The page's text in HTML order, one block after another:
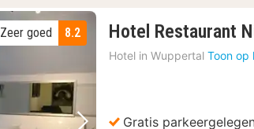
8.2
Zeer goed Hotel Restaurant
Hotel in Wuppertal Toon op
Gratis